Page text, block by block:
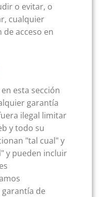
o evitar, o
cualquier
acceso en
esta sección
garantía
ilegal limitar
y todo su
"tal cual" y
y pueden incluir
de